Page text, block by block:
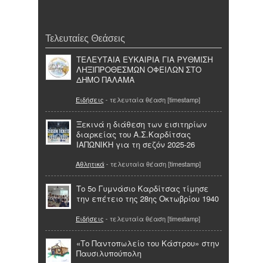
Τελευταίες Θεάσεις
ΤΕΛΕΥΤΑΙΑ ΕΥΚΑΙΡΙΑ ΓΙΑ ΡΥΘΜΙΣΗ
ΛΗΞΙΠΡΟΘΕΣΜΩΝ ΟΦΕΙΛΩΝ ΣΤΟ
ΔΗΜΟ ΠΑΛΑΜΑ
Ειδήσεις - τελευταία θέαση [timestamp]
Ξεκινά η διάθεση των εισιτηρίων
διαρκείας του Α.Σ.Καρδίτσας
ΙΑΠΩΝΙΚΗ για τη σεζόν 2025-26
Αθλητικά- τελευταία θέαση [timestamp]
Το 5ο Γυμνάσιο Καρδίτσας τίμησε
την επέτειο της 28ης Οκτωβρίου 1940
Ειδήσεις - τελευταία θέαση [timestamp]
«Το Παντοπωλείο του Κάστρου» στην
Παυσιλυπούπολη